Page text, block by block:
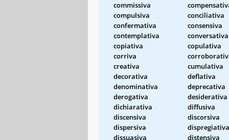
commissiva
compulsiva
conciliativa
confermativa
consensiva
contemplativa
conversativa
copiativa
copulativa
corriva
creativa
cumulativa
decorativa
deflativa
denominativa
deprecativa
derogativa
desiderativa
dichiarativa
diffusiva
discensiva
discorsiva
dispersiva
dispregiativa
dissuasiva
distensiva